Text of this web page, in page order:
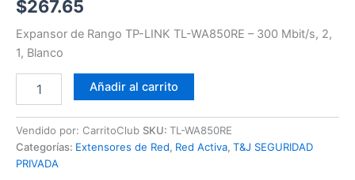
$267.65
Expansor de Rango TP-LINK TL-WA850RE – 300 Mbit/s, 2,
1, Blanco
Añadir al carrito
Vendido por: CarritoClub SKU: TL-WA850RE
Categorías: Extensores de Red, Red Activa, T&J SEGURIDAD
PRIVADA